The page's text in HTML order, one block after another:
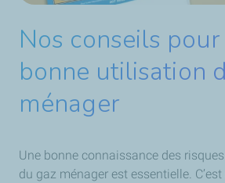
Nos conseils
bonne utilisation
ménager
Une bonne connaissance des
du gaz ménager est essentielle.